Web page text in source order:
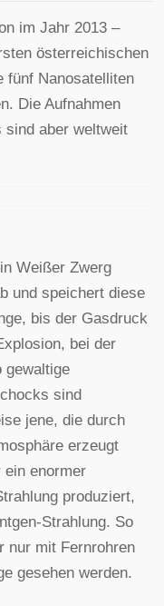
im Jahr 2013 –
österreichischen
fünf Nanosatelliten
Die Aufnahmen
sind aber weltweit
Weißer Zwerg
und speichert diese
bis der Gasdruck
bei der
gewaltige
sind
jene, die durch
erzeugt
ein enormer
produziert,
Strahlung. So
nur mit Fernrohren
gesehen werden.